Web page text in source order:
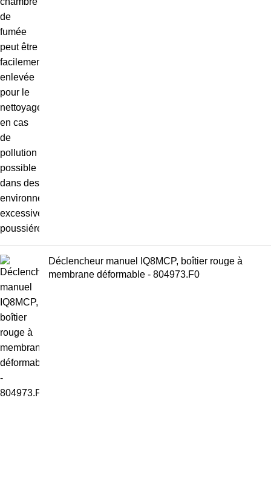
Déclencheur manuel IQ8MCP, boîtier rouge à
membrane déformable - 804973.F0